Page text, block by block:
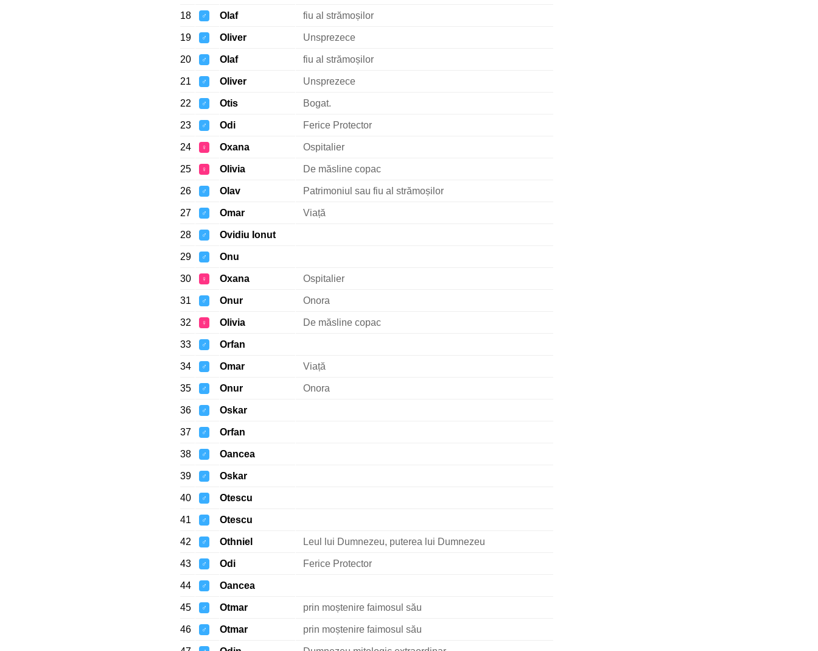
18 ♂ Olaf fiu al strămoșilor
19 ♂ Oliver Unsprezece
20 ♂ Olaf fiu al strămoșilor
21 ♂ Oliver Unsprezece
22 ♂ Otis Bogat.
23 ♂ Odi Ferice Protector
24 ♀ Oxana Ospitalier
25 ♀ Olivia De măsline copac
26 ♂ Olav Patrimoniul sau fiu al strămoșilor
27 ♂ Omar Viață
28 ♂ Ovidiu Ionut
29 ♂ Onu
30 ♀ Oxana Ospitalier
31 ♂ Onur Onora
32 ♀ Olivia De măsline copac
33 ♂ Orfan
34 ♂ Omar Viață
35 ♂ Onur Onora
36 ♂ Oskar
37 ♂ Orfan
38 ♂ Oancea
39 ♂ Oskar
40 ♂ Otescu
41 ♂ Otescu
42 ♂ Othniel Leul lui Dumnezeu, puterea lui Dumnezeu
43 ♂ Odi Ferice Protector
44 ♂ Oancea
45 ♂ Otmar prin moștenire faimosul său
46 ♂ Otmar prin moștenire faimosul său